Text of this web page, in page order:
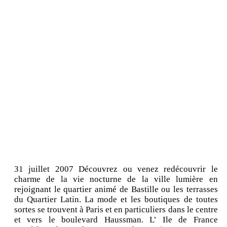
31 juillet 2007 Découvrez ou venez redécouvrir le
charme de la vie nocturne de la ville lumière en
rejoignant le quartier animé de Bastille ou les terrasses
du Quartier Latin. La mode et les boutiques de toutes
sortes se trouvent à Paris et en particuliers dans le centre
et vers le boulevard Haussman. L’ Ile de France